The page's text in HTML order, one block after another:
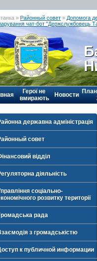
» Районный совет » Допомога
чат-бот "Держслужбовець
Герої не
вмирають
Новости
державна адміністрація
совет
відділ
діяльність
соціально-
розвитку території
рада
з громадськістю
к публичной информации